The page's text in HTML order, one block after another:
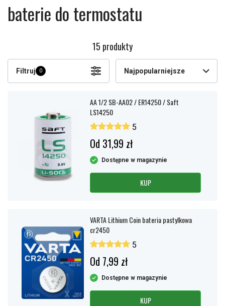
baterie do termostatu
15 produkty
Filtruj 0 Najpopularniejsze
AA 1/2 SB-AA02 / ER14250 / Saft
LS14250
5
Od 31,99 zł
Dostępne w magazynie
KUP
VARTA Lithium Coin bateria pastylkowa
cr2450
5
Od 7,99 zł
Dostępne w magazynie
KUP